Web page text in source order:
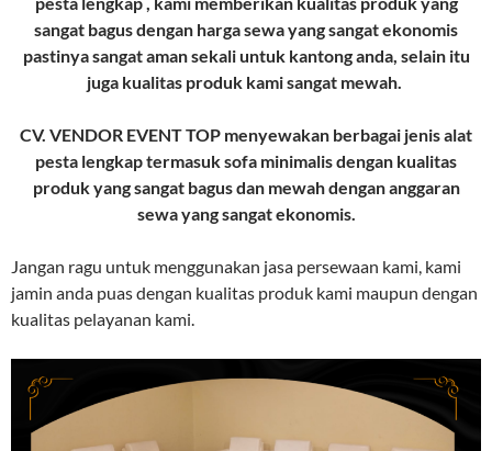
sangat bagus dengan harga sewa yang sangat ekonomis
pastinya sangat aman sekali untuk kantong anda, selain itu
juga kualitas produk kami sangat mewah.
CV. VENDOR EVENT TOP menyewakan berbagai jenis alat
pesta lengkap termasuk sofa minimalis dengan kualitas
produk yang sangat bagus dan mewah dengan anggaran
sewa yang sangat ekonomis.
Jangan ragu untuk menggunakan jasa persewaan kami, kami
jamin anda puas dengan kualitas produk kami maupun dengan
kualitas pelayanan kami.